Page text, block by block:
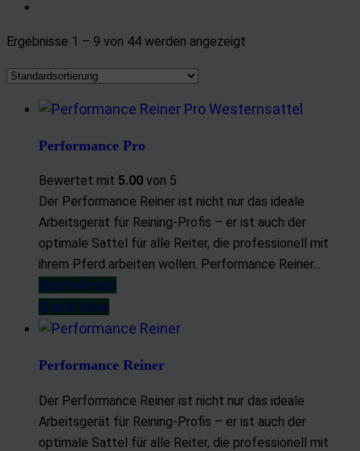
Ergebnisse 1 – 9 von 44 werden angezeigt
Performance Pro
Bewertet mit 5.00 von 5
Der Performance Reiner ist nicht nur das ideale
Arbeitsgerät für Reining-Profis – er ist auch der
optimale Sattel für alle Reiter, die professionell mit
ihrem Pferd arbeiten wollen. Performance Reiner...
Weiterlesen
Quick View
Performance Reiner
Der Performance Reiner ist nicht nur das ideale
Arbeitsgerät für Reining-Profis – er ist auch der
optimale Sattel für alle Reiter, die professionell mit